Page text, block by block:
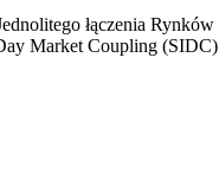
łączenia
Market Coupling (SIDC)